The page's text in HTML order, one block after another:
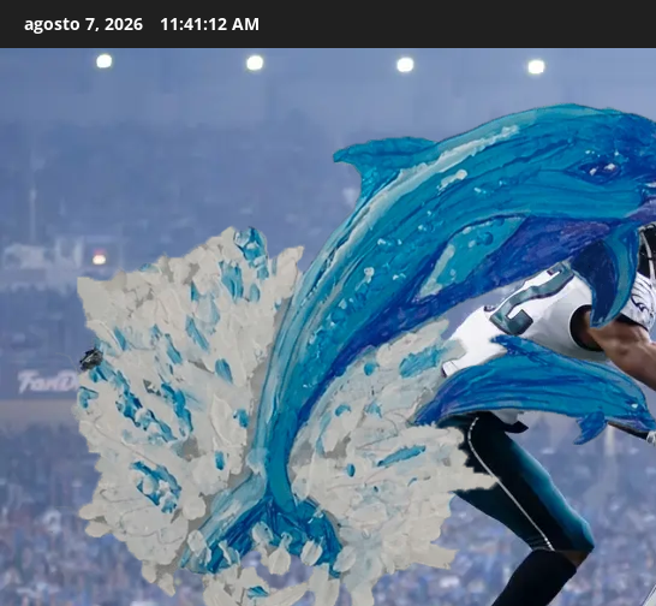
to
agosto 7, 2026 11:41:14 AM